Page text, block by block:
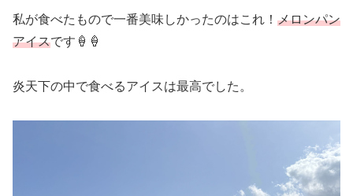
私が食べたもので一番美味しかったのはこれ！ メロンパン
アイスです🍦🍦
炎天下の中で食べるアイスは最高でした。